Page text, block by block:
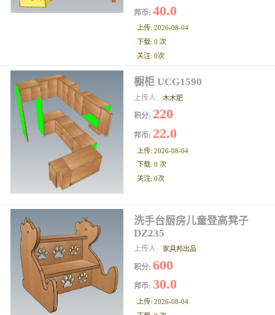
邦币:40.0
上传: 2026-08-04
下载: 0 次
关注: 0次
橱柜 UCG1590
上传人: 木木肥
积分: 220
邦币: 22.0
上传: 2026-08-04
下载: 0 次
关注: 0次
洗手台厨房儿童登高凳子
DZ235
上传人: 家具邦出品
积分:600
邦币: 30.0
上传: 2026-08-04